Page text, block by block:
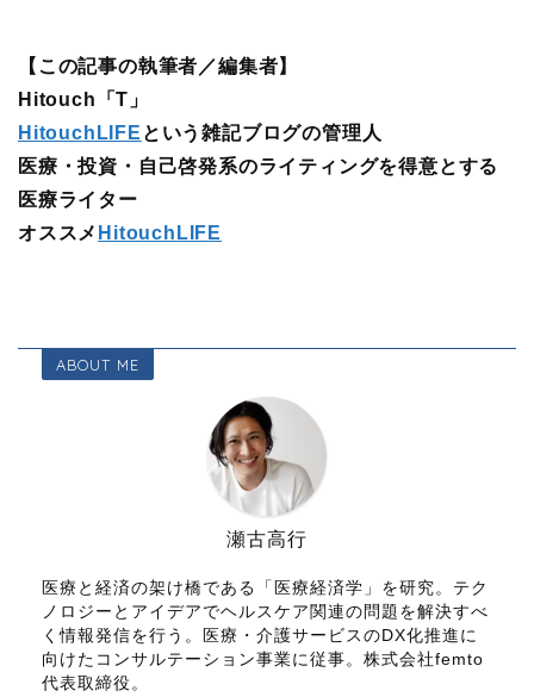
【この記事の執筆者／編集者】
Hitouch「T」
HitouchLIFE という雑記ブログの管理人
医療・投資・自己啓発系のライティングを得意とする
医療ライター
オススメ HitouchLIFE
ABOUT ME
瀬古高行
医療と経済の架け橋である「医療経済学」を研究。テク
ノロジーとアイデアでヘルスケア関連の問題を解決すべ
く情報発信を行う。医療・介護サービスのDX化推進に
向けたコンサルテーション事業に従事。株式会社femto
代表取締役。